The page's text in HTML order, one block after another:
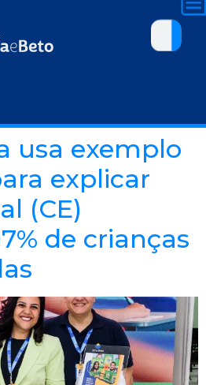
usa exemplo
explicar
(CE)
de crianças